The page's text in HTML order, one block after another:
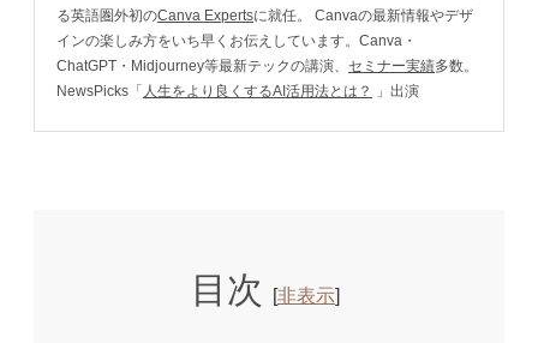
る英語圏外初のCanva Expertsに就任。 Canvaの最新情報やデザ
インの楽しみ方をいち早くお伝えしています。Canva・
ChatGPT・Midjourney等最新テックの講演、 セミナー実績多数。
NewsPicks「 人生をより良くするAI活用法とは？ 」出演
目次 [非表示]